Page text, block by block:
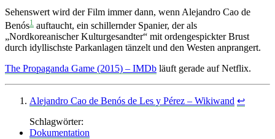
Sehenswert wird der Film immer dann, wenn Alejandro Cao de
Benós1 auftaucht, ein schillernder Spanier, der als
„Nordkoreanischer Kulturgesandter“ mit ordengespickter Brust
durch idyllischste Parkanlagen tänzelt und den Westen anprangert.
The Propaganda Game (2015) – IMDb läuft gerade auf Netflix.
Alejandro Cao de Benós de Les y Pérez – Wikiwand ↩
Schlagwörter:
Dokumentation